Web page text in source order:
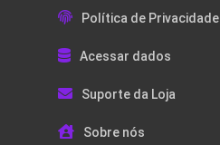
Política de Privacidade
Acessar dados
Suporte da Loja
Sobre nós